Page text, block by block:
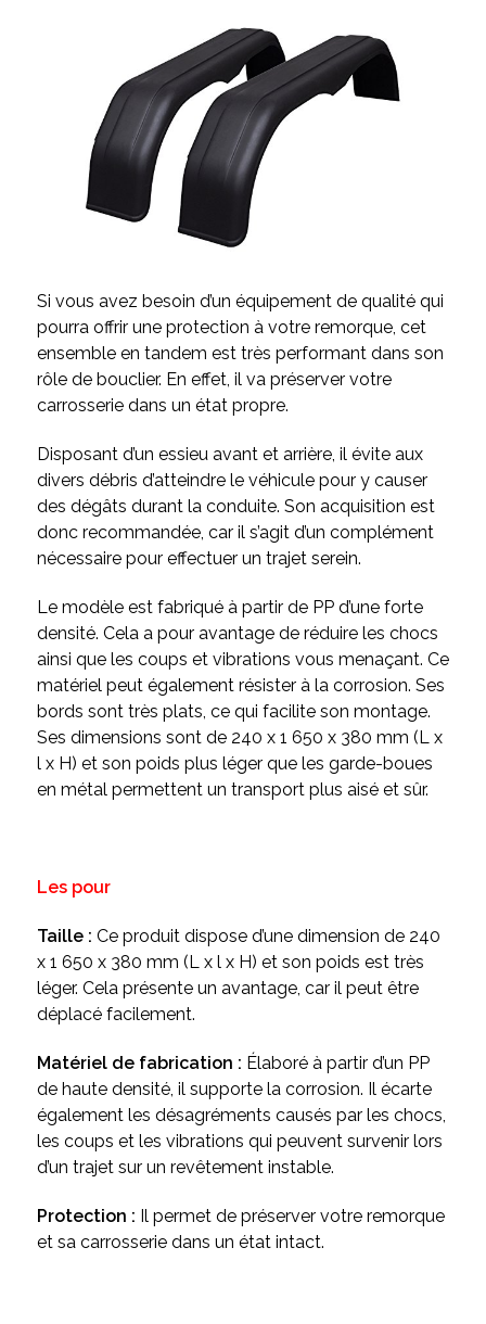
Si vous avez besoin d’un équipement de qualité qui
pourra offrir une protection à votre remorque, cet
ensemble en tandem est très performant dans son
rôle de bouclier. En effet, il va préserver votre
carrosserie dans un état propre.
Disposant d’un essieu avant et arrière, il évite aux
divers débris d’atteindre le véhicule pour y causer
des dégâts durant la conduite. Son acquisition est
donc recommandée, car il s’agit d’un complément
nécessaire pour effectuer un trajet serein.
Le modèle est fabriqué à partir de PP d’une forte
densité. Cela a pour avantage de réduire les chocs
ainsi que les coups et vibrations vous menaçant. Ce
matériel peut également résister à la corrosion. Ses
bords sont très plats, ce qui facilite son montage.
Ses dimensions sont de 240 x 1 650 x 380 mm (L x
l x H) et son poids plus léger que les garde-boues
en métal permettent un transport plus aisé et sûr.
Les pour
Taille : Ce produit dispose d’une dimension de 240
x 1 650 x 380 mm (L x l x H) et son poids est très
léger. Cela présente un avantage, car il peut être
déplacé facilement.
Matériel de fabrication : Élaboré à partir d’un PP
de haute densité, il supporte la corrosion. Il écarte
également les désagréments causés par les chocs,
les coups et les vibrations qui peuvent survenir lors
d’un trajet sur un revêtement instable.
Protection : Il permet de préserver votre remorque
et sa carrosserie dans un état intact.